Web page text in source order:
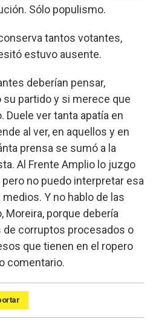
Sólo populismo.
tantos votantes,
estuvo ausente.
deberían pensar,
su partido y si merece que
Duele ver tanta apatía en
al ver, en aquellos y en
prensa se sumó a la
Al Frente Amplio lo juzgo
no puedo interpretar esa
Y no hablo de las
Moreira, porque debería
de corruptos procesados o
que tienen en el ropero
comentario.